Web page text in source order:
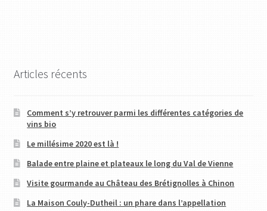
Articles récents
Comment s’y retrouver parmi les différentes catégories de
vins bio
Le millésime 2020 est là !
Balade entre plaine et plateaux le long du Val de Vienne
Visite gourmande au Château des Brétignolles à Chinon
La Maison Couly-Dutheil : un phare dans l’appellation